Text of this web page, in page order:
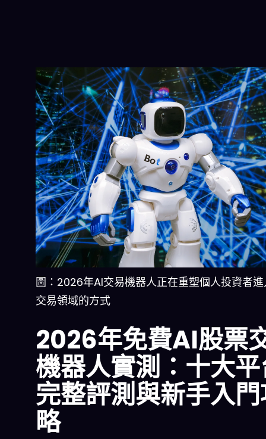
圖：2026年AI交易機器人正在重塑個人投資者
交易領域的方式
2026年免費AI股票
機器人實測：十大
完整評測與新手入
略